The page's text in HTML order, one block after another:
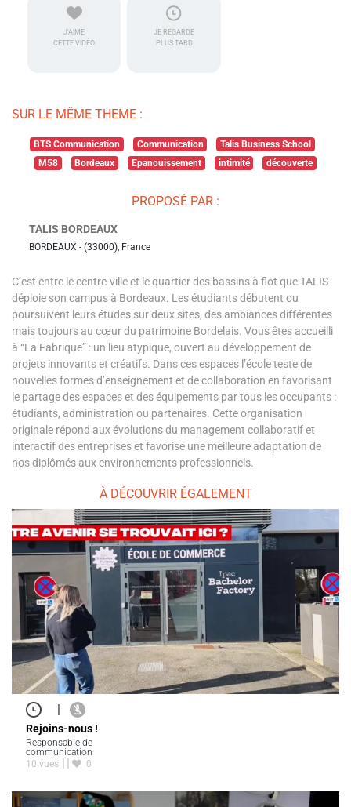
J'AIME
CETTE VIDÉO
JE REGARDE
PLUS TARD
SUR LE MÊME THEME :
BTS Communication Communication
Talis Business School
M58
Bordeaux Epanouissement intimité découverte
PROPOSÉ PAR :
TALIS BORDEAUX
BORDEAUX - (33000), France
C’est entre le centre-ville et le quartier des bassins à flot que TALIS
déploie son campus à Bordeaux. Les étudiants débutent ou
poursuivent leurs études sur deux sites, des ambiances différentes
mais toujours au cœur du patrimoine Bordelais. Vous êtes accueilli
à “La Fabrique” : un lieu atypique, ouvert au développement de
projets innovants et créatifs. Dans ces espaces l’école teste de
nouvelles formes d’enseignement et de collaboration en favorisant
le partage des espaces et des équipements par tous les occupants :
étudiants, administration ou partenaires. Cette organisation
originale répond aux évolutions du management collaboratif et
interactif des entreprises et favorise une meilleure adaptation de
nos diplômés aux environnements professionnels.
À DÉCOUVRIR ÉGALEMENT
|
Rejoins-nous !
Responsable de
communication
10 vues
0